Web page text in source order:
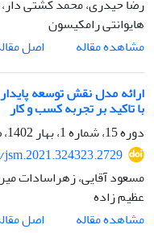
رضا حیدری، محمد کشتی
هایوانتی رامکیسون
مشاهده مقاله
اصل
ارائه مدل نقش توسعه
با تاکید بر تجربه کسب و کار
دوره 15، شماره 1، بهار 1402، صفحه
مسعود آقایی، زهراسادات
عظیم زاده
مشاهده مقاله
اصل